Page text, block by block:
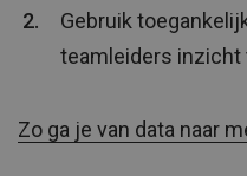
Gebruik
teamleiders inzicht
Zo ga je van data naar